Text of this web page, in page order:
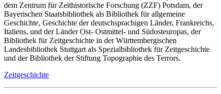
dem Zentrum für Zeithistorische Forschung (ZZF) Potsdam, der
Bayerischen Staatsbibliothek als Bibliothek für allgemeine
Geschichte, Geschichte der deutschsprachigen Länder, Frankreichs,
Italiens, und der Länder Ost- Ostmittel- und Südosteuropas, der
Bibliothek für Zeitgeschichte in der Württembergischen
Landesbibliothek Stuttgart als Spezialbibliothek für Zeitgeschichte
und der Bibliothek der Stiftung Topographie des Terrors.
Zeitgeschichte